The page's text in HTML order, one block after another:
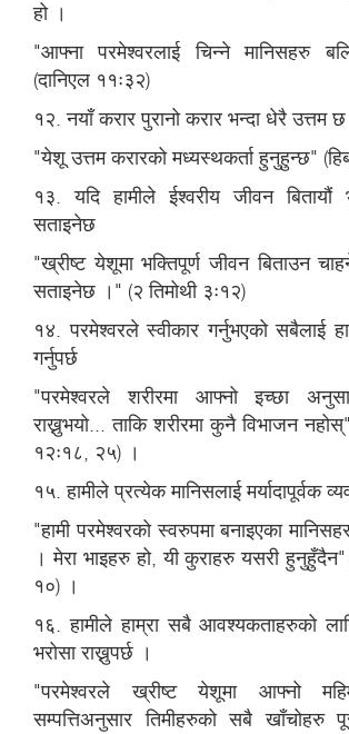
हो ।
"आफ्ना परमेश्वरलाई चिन्ने मानिसहरु
(दानिएल ११ः३२)
१२. नयाँ करार पुरानो करार भन्दा धेरै उत्तम
"येशू उत्तम करारको मध्यस्थकर्ता हुनुहुन्छ"
१३. यदि हामीले ईश्वरीय जीवन बितायौं
सताइनेछ
"ख्रीष्ट येशूमा भक्तिपूर्ण जीवन बिताउन
सताइनेछ ।" (२ तिमोथी ३ः१२)
१४. परमेश्वरले स्वीकार गर्नुभएको सबैलाई
गर्नुपर्छ
"परमेश्वरले शरीरमा आफ्नो इच्छा
राख्नुभयो... ताकि शरीरमा कुनै विभाजन
१२ः१८, २५) ।
१५. हामीले प्रत्येक मानिसलाई मर्यादापूर्वक
"हामी परमेश्वरको स्वरुपमा बनाइएका
। मेरा भाइहरु हो, यी कुराहरु यसरी हुनुहुँदैन"
१०) ।
१६. हामीले हाम्रा सबै आवश्यकताहरुको
भरोसा राख्नुपर्छ ।
"परमेश्वरले ख्रीष्ट येशूमा आफ्नो
सम्पत्तिअनुसार तिमीहरुको सबै खाँचोहरु